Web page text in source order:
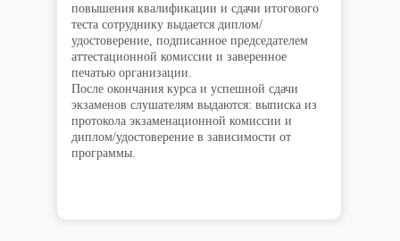
повышения квалификации и сдачи итогового
теста сотруднику выдается диплом/
удостоверение, подписанное председателем
аттестационной комиссии и заверенное
печатью организации.
После окончания курса и успешной сдачи
экзаменов слушателям выдаются: выписка из
протокола экзаменационной комиссии и
диплом/удостоверение в зависимости от
программы.